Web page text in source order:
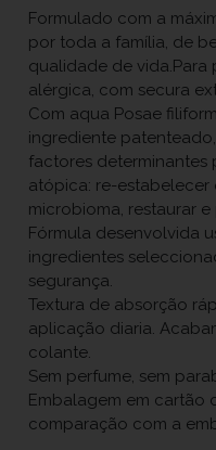
Formulado com a
por toda a família, de
qualidade de
alérgica, com secura
Com aqua Posae
ingrediente
factores determinantes
atópica: re-estabelecer
microbioma, restaurar
Fórmula desenvolvida
ingredientes
segurança.
Textura de absorção
aplicação diaria.
colante.
Sem perfume, sem
Embalagem em cartão
comparação com a